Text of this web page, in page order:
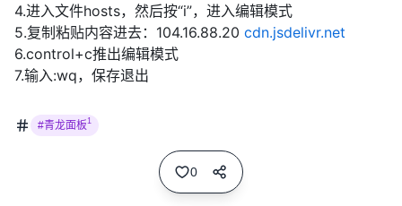
4.进入文件hosts，然后按“i”，进入编辑模式
5.复制粘贴内容进去：104.16.88.20 cdn.jsdelivr.net
6.control+c推出编辑模式
7.输入:wq，保存退出
#青龙面板1
0